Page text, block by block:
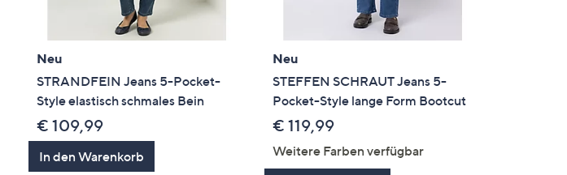
Neu
STRANDFEIN Jeans 5-Pocket-
Style elastisch schmales Bein
€ 109,99
In den Warenkorb
Neu
STEFFEN SCHRAUT Jeans 5-
Pocket-Style lange Form Bootcut
€ 119,99
Weitere Farben verfügbar